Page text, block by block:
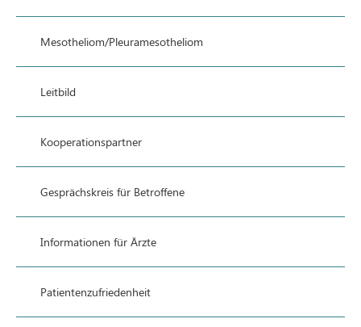
Mesotheliom/Pleuramesotheliom
Leitbild
Kooperationspartner
Gesprächskreis für Betroffene
Informationen für Ärzte
Patientenzufriedenheit